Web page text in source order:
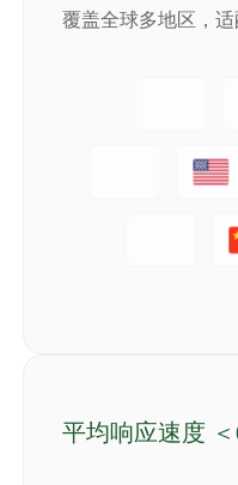
覆盖全球多地区，适
平均响应速度 ＜